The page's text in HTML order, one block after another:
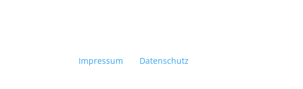
Impressum Datenschutz